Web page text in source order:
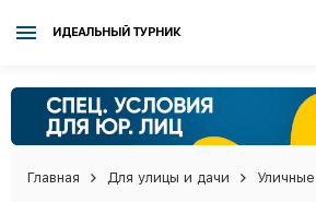
ИДЕАЛЬНЫЙ ТУРНИК
Главная Для улицы и дачи